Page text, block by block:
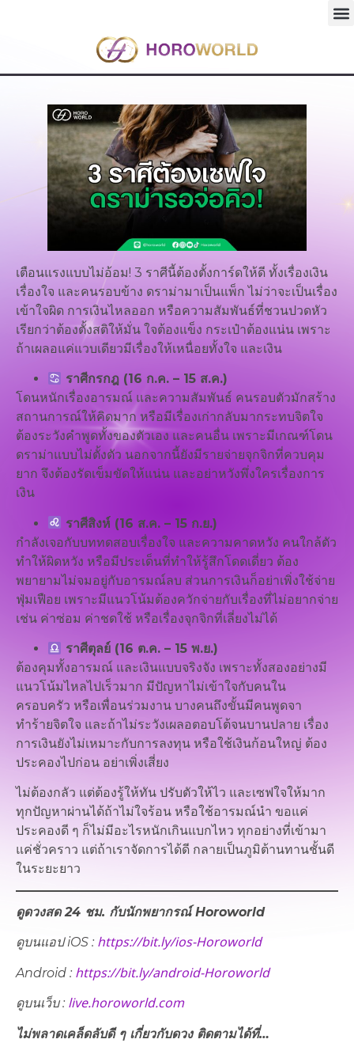
เตือนแรงแบบไม่อ้อม! 3 ราศีนี้ต้องตั้งการ์ดให้ดี ทั้งเรื่องเงิน
เรื่องใจ และคนรอบข้าง ดราม่ามาเป็นแพ็ก ไม่ว่าจะเป็นเรื่อง
เข้าใจผิด การเงินไหลออก หรือความสัมพันธ์ที่ชวนปวดหัว
เรียกว่าต้องตั้งสติให้มั่น ใจต้องแข็ง กระเป๋าต้องแน่น เพราะ
ถ้าเผลอแค่แวบเดียวมีเรื่องให้เหนื่อยทั้งใจ และเงิน
ราศีกรกฎ (16 ก.ค. – 15 ส.ค.)
โดนหนักเรื่องอารมณ์ และความสัมพันธ์ คนรอบตัวมักสร้าง
สถานการณ์ให้คิดมาก หรือมีเรื่องเก่ากลับมากระทบจิตใจ
ต้องระวังคำพูดทั้งของตัวเอง และคนอื่น เพราะมีเกณฑ์โดน
ดราม่าแบบไม่ตั้งตัว นอกจากนี้ยังมีรายจ่ายจุกจิกที่ควบคุม
ยาก จึงต้องรัดเข็มขัดให้แน่น และอย่าหวังพึ่งใครเรื่องการ
เงิน
ราศีสิงห์ (16 ส.ค. – 15 ก.ย.)
กำลังเจอกับบททดสอบเรื่องใจ และความคาดหวัง คนใกล้ตัว
ทำให้ผิดหวัง หรือมีประเด็นที่ทำให้รู้สึกโดดเดี่ยว ต้อง
พยายามไม่จมอยู่กับอารมณ์ลบ ส่วนการเงินก็อย่าเพิ่งใช้จ่าย
ฟุ่มเฟือย เพราะมีแนวโน้มต้องควักจ่ายกับเรื่องที่ไม่อยากจ่าย
เช่น ค่าซ่อม ค่าชดใช้ หรือเรื่องจุกจิกที่เลี่ยงไม่ได้
ราศีตุลย์ (16 ต.ค. – 15 พ.ย.)
ต้องคุมทั้งอารมณ์ และเงินแบบจริงจัง เพราะทั้งสองอย่างมี
แนวโน้มไหลไปเร็วมาก มีปัญหาไม่เข้าใจกับคนใน
ครอบครัว หรือเพื่อนร่วมงาน บางคนถึงขั้นมีคนพูดจา
ทำร้ายจิตใจ และถ้าไม่ระวังเผลอตอบโต้จนบานปลาย เรื่อง
การเงินยังไม่เหมาะกับการลงทุน หรือใช้เงินก้อนใหญ่ ต้อง
ประคองไปก่อน อย่าเพิ่งเสี่ยง
ไม่ต้องกลัว แต่ต้องรู้ให้ทัน ปรับตัวให้ไว และเซฟใจให้มาก
ทุกปัญหาผ่านได้ถ้าไม่ใจร้อน หรือใช้อารมณ์นำ ขอแค่
ประคองดี ๆ ก็ไม่มีอะไรหนักเกินแบกไหว ทุกอย่างที่เข้ามา
แค่ชั่วคราว แต่ถ้าเราจัดการได้ดี กลายเป็นภูมิต้านทานชั้นดี
ในระยะยาว
ดูดวงสด 24 ชม. กับนักพยากรณ์ Horoworld
ดูบนแอป iOS : https://bit.ly/ios-Horoworld
Android : https://bit.ly/android-Horoworld
ดูบนเว็บ​ : live.horoworld.com
ไม่พลาดเคล็ดลับดี ๆ เกี่ยวกับดวง ติดตามได้ที่…